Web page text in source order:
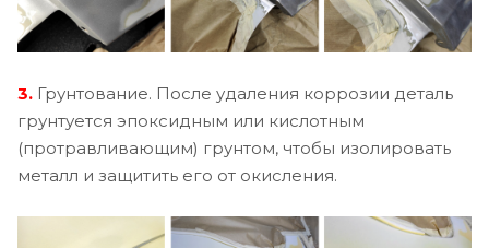
3. Грунтование. После удаления коррозии деталь
грунтуется эпоксидным или кислотным
(протравливающим) грунтом, чтобы изолировать
металл и защитить его от окисления.